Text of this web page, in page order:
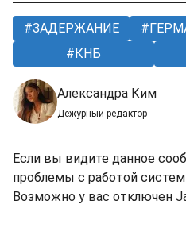
ЗАДЕРЖАНИЕ
КНБ
Александра Ким
Дежурный редактор
Если вы видите данное
проблемы с работой
Возможно у вас отключен